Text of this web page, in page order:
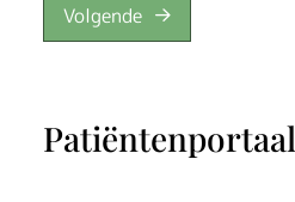
Volgende
Patiëntenportaal